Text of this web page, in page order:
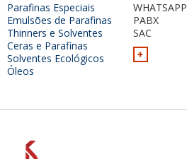
Parafinas Especiais
Emulsões de Parafinas
Thinners e Solventes
Ceras e Parafinas
Solventes Ecológicos
Óleos
WHATSAPP
PABX
SAC
+